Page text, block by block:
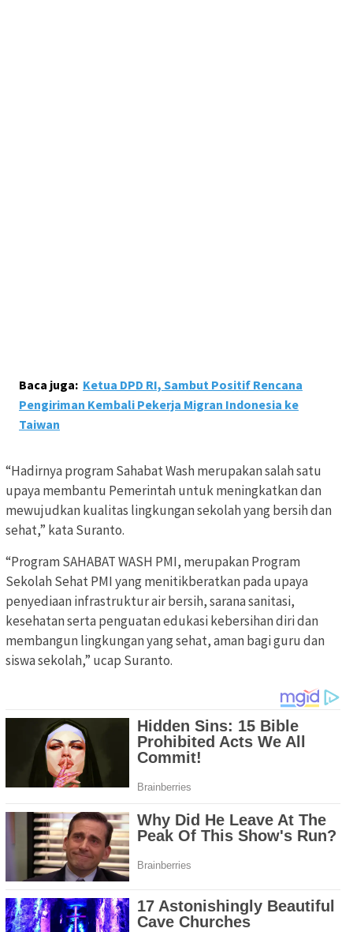
Baca juga: Ketua DPD RI, Sambut Positif Rencana
Pengiriman Kembali Pekerja Migran Indonesia ke
Taiwan
“Hadirnya program Sahabat Wash merupakan salah satu
upaya membantu Pemerintah untuk meningkatkan dan
mewujudkan kualitas lingkungan sekolah yang bersih dan
sehat,” kata Suranto.
“Program SAHABAT WASH PMI, merupakan Program
Sekolah Sehat PMI yang menitikberatkan pada upaya
penyediaan infrastruktur air bersih, sarana sanitasi,
kesehatan serta penguatan edukasi kebersihan diri dan
membangun lingkungan yang sehat, aman bagi guru dan
siswa sekolah,” ucap Suranto.